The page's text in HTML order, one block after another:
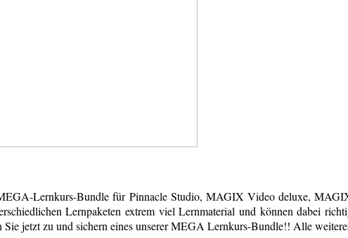
MEGA-Lernkurs-Bundle für Pinnacle Studio, MAGIX Video deluxe,
Lernpaketen extrem viel Lernmaterial und können dabei
Sie jetzt zu und sichern eines unserer MEGA Lernkurs-Bundle!! Alle